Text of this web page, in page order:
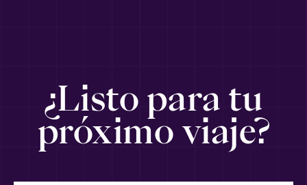
¿Listo para tu
próximo viaje?